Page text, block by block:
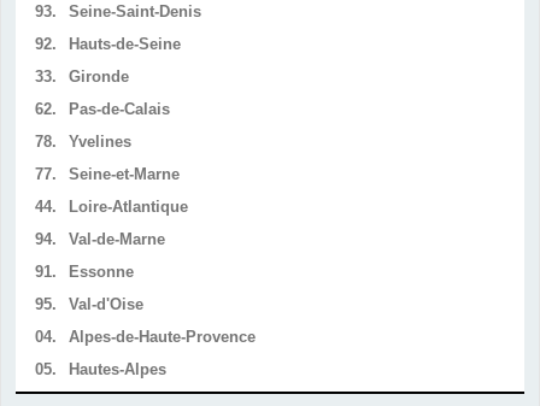
93.
Seine-Saint-Denis
92.
Hauts-de-Seine
33.
Gironde
62.
Pas-de-Calais
78.
Yvelines
77.
Seine-et-Marne
44.
Loire-Atlantique
94.
Val-de-Marne
91.
Essonne
95.
Val-d'Oise
04.
Alpes-de-Haute-Provence
05.
Hautes-Alpes